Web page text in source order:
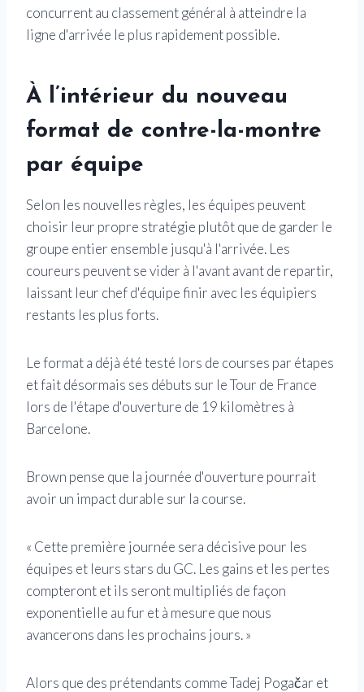
concurrent au classement général à atteindre la
ligne d'arrivée le plus rapidement possible.
À l’intérieur du nouveau
format de contre-la-montre
par équipe
Selon les nouvelles règles, les équipes peuvent
choisir leur propre stratégie plutôt que de garder le
groupe entier ensemble jusqu'à l'arrivée. Les
coureurs peuvent se vider à l'avant avant de repartir,
laissant leur chef d'équipe finir avec les équipiers
restants les plus forts.
Le format a déjà été testé lors de courses par étapes
et fait désormais ses débuts sur le Tour de France
lors de l'étape d'ouverture de 19 kilomètres à
Barcelone.
Brown pense que la journée d'ouverture pourrait
avoir un impact durable sur la course.
« Cette première journée sera décisive pour les
équipes et leurs stars du GC. Les gains et les pertes
compteront et ils seront multipliés de façon
exponentielle au fur et à mesure que nous
avancerons dans les prochains jours. »
Alors que des prétendants comme Tadej Pogačar et